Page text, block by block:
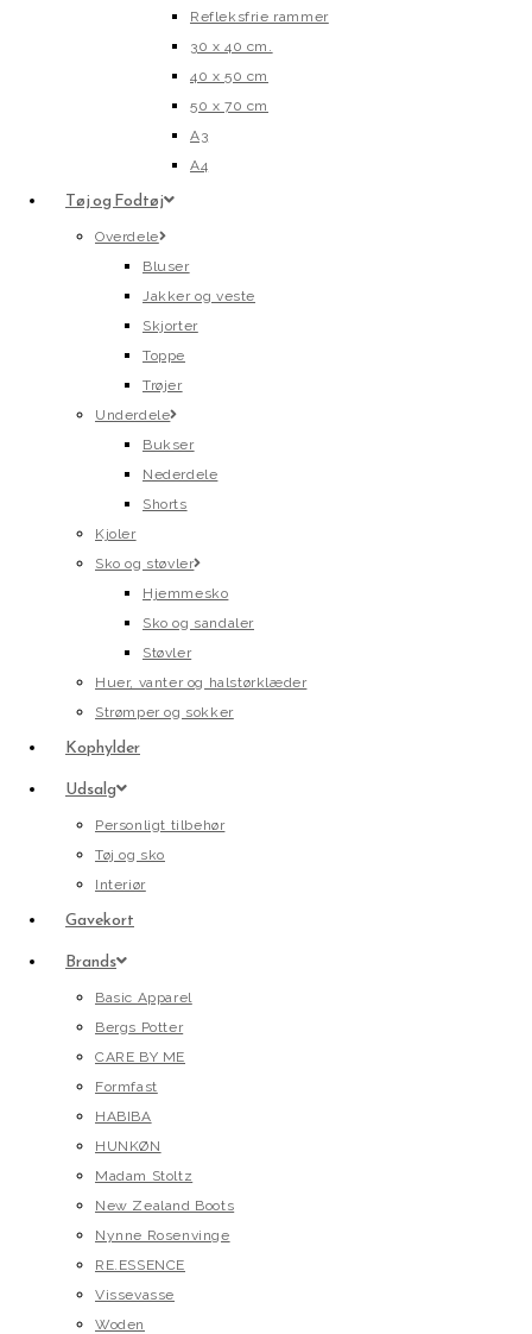
Refleksfrie rammer
30 x 40 cm.
40 x 50 cm
50 x 70 cm
A3
A4
Tøj og Fodtøj
Overdele
Bluser
Jakker og veste
Skjorter
Toppe
Trøjer
Underdele
Bukser
Nederdele
Shorts
Kjoler
Sko og støvler
Hjemmesko
Sko og sandaler
Støvler
Huer, vanter og halstørklæder
Strømper og sokker
Kophylder
Udsalg
Personligt tilbehør
Tøj og sko
Interiør
Gavekort
Brands
Basic Apparel
Bergs Potter
CARE BY ME
Formfast
HABIBA
HUNKØN
Madam Stoltz
New Zealand Boots
Nynne Rosenvinge
RE.ESSENCE
Vissevasse
Woden